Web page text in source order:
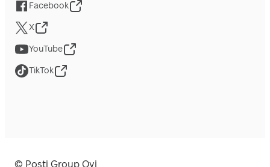
Facebook
X
YouTube
TikTok
© Posti Group Oyj